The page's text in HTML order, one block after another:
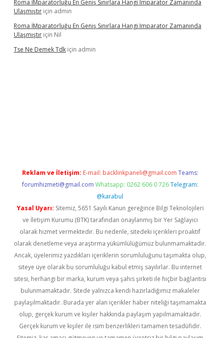
Roma İMparatorluğu En Geniş Sınırlara Hangi Imparator Zamanında
Ulaşmıştır için admin
Roma İMparatorluğu En Geniş Sınırlara Hangi Imparator Zamanında
Ulaşmıştır için Nil
Tse Ne Demek Tdk için admin
Reklam ve İletişim: E-mail: backlinkpaneli@gmail.com Teams:
forumhizmeti@gmail.com Whatsapp: 0262 606 0 726 Telegram:
@karabul
Yasal Uyarı: Sitemiz, 5651 Sayılı Kanun gereğince Bilgi Teknolojileri
ve İletişim Kurumu (BTK) tarafından onaylanmış bir Yer Sağlayıcı
olarak hizmet vermektedir. Bu nedenle, sitedeki içerikleri proaktif
olarak denetleme veya araştırma yükümlülüğümüz bulunmamaktadır.
Ancak, üyelerimiz yazdıkları içeriklerin sorumluluğunu taşımakta olup,
siteye üye olarak bu sorumluluğu kabul etmiş sayılırlar. Bu internet
sitesi, herhangi bir marka, kurum veya şahıs şirketi ile hiçbir bağlantısı
bulunmamaktadır. Sitede yalnızca kendi hazırladığımız makaleler
paylaşılmaktadır. Burada yer alan içerikler haber niteliği taşımamakta
olup, gerçek kurum ve kişiler hakkında paylaşım yapılmamaktadır.
Gerçek kurum ve kişiler ile isim benzerlikleri tamamen tesadüfidir.